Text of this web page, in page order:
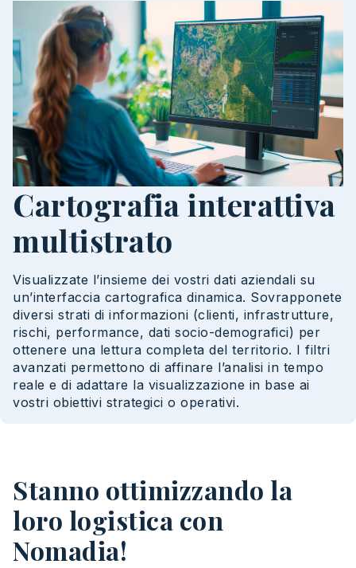
Cartografia interattiva
multistrato
Visualizzate l’insieme dei vostri dati aziendali su
un’interfaccia cartografica dinamica. Sovrapponete
diversi strati di informazioni (clienti, infrastrutture,
rischi, performance, dati socio-demografici) per
ottenere una lettura completa del territorio. I filtri
avanzati permettono di affinare l’analisi in tempo
reale e di adattare la visualizzazione in base ai
vostri obiettivi strategici o operativi.
Stanno ottimizzando la
loro logistica con
Nomadia!